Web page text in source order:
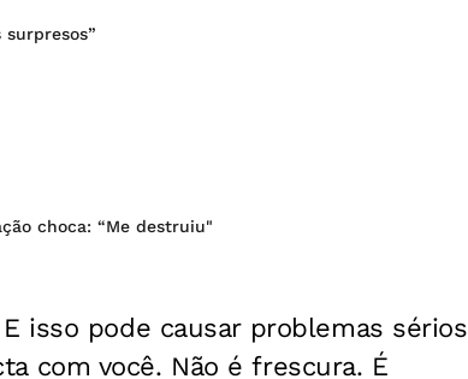
choca: “Me destruiu"
isso pode causar problemas sérios
com você. Não é frescura. É